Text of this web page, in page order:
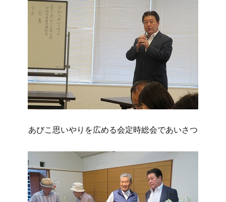
あびこ思いやりを広める会定時総会であいさつ